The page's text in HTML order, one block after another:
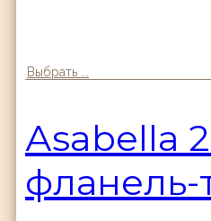
Выбрать ...
Аsabella
фланель-